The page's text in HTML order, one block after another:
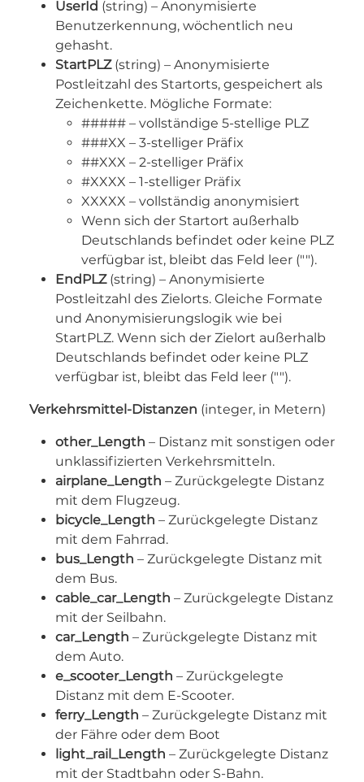
UserId (string) – Anonymisierte
Benutzerkennung, wöchentlich neu
gehasht.
StartPLZ(string) – Anonymisierte
Postleitzahl des Startorts, gespeichert als
Zeichenkette. Mögliche Formate:
##### – vollständige 5-stellige PLZ
###XX – 3-stelliger Präfix
##XXX – 2-stelliger Präfix
#XXXX – 1-stelliger Präfix
XXXXX – vollständig anonymisiert
Wenn sich der Startort außerhalb
Deutschlands befindet oder keine PLZ
verfügbar ist, bleibt das Feld leer ("").
EndPLZ (string) – Anonymisierte
Postleitzahl des Zielorts. Gleiche Formate
und Anonymisierungslogik wie bei
StartPLZ. Wenn sich der Zielort außerhalb
Deutschlands befindet oder keine PLZ
verfügbar ist, bleibt das Feld leer ("").
Verkehrsmittel-Distanzen (integer, in Metern)
other_Length – Distanz mit sonstigen oder
unklassifizierten Verkehrsmitteln.
airplane_Length – Zurückgelegte Distanz
mit dem Flugzeug.
bicycle_Length – Zurückgelegte Distanz
mit dem Fahrrad.
bus_Length – Zurückgelegte Distanz mit
dem Bus.
cable_car_Length – Zurückgelegte Distanz
mit der Seilbahn.
car_Length – Zurückgelegte Distanz mit
dem Auto.
e_scooter_Length – Zurückgelegte
Distanz mit dem E-Scooter.
ferry_Length – Zurückgelegte Distanz mit
der Fähre oder dem Boot
light_rail_Length – Zurückgelegte Distanz
mit der Stadtbahn oder S-Bahn.